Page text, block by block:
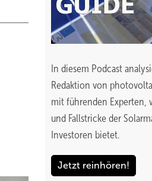
In diesem Podcast
Redaktion von
mit führenden Experten,
und Fallstricke der
Investoren bietet.
Jetzt reinhören!